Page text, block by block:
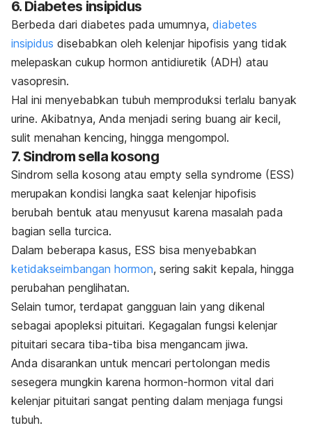
6. Diabetes insipidus
Berbeda dari diabetes pada umumnya, diabetes
insipidus disebabkan oleh kelenjar hipofisis yang tidak
melepaskan cukup hormon antidiuretik (ADH) atau
vasopresin.
Hal ini menyebabkan tubuh memproduksi terlalu banyak
urine. Akibatnya, Anda menjadi sering buang air kecil,
sulit menahan kencing, hingga mengompol.
7. Sindrom sellakosong
Sindrom sella kosong atau empty sella syndrome (ESS)
merupakan kondisi langka saat kelenjar hipofisis
berubah bentuk atau menyusut karena masalah pada
bagian sella turcica.
Dalam beberapa kasus, ESS bisa menyebabkan
ketidakseimbangan hormon, sering sakit kepala, hingga
perubahan penglihatan.
Selain tumor, terdapat gangguan lain yang dikenal
sebagai apopleksi pituitari. Kegagalan fungsi kelenjar
pituitari secara tiba-tiba bisa mengancam jiwa.
Anda disarankan untuk mencari pertolongan medis
sesegera mungkin karena hormon-hormon vital dari
kelenjar pituitari sangat penting dalam menjaga fungsi
tubuh.